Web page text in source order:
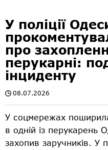
У поліції
про
перукарні:
інциденту
08.07.2026
У соцмережах
в одній із перукарень
захопив заручників. У